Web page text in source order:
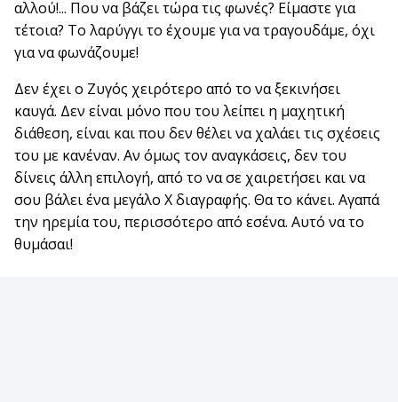
αλλού!... Που να βάζει τώρα τις φωνές? Είμαστε για
τέτοια? Το λαρύγγι το έχουμε για να τραγουδάμε, όχι
για να φωνάζουμε!
Δεν έχει ο Ζυγός χειρότερο από το να ξεκινήσει
καυγά. Δεν είναι μόνο που του λείπει η μαχητική
διάθεση, είναι και που δεν θέλει να χαλάει τις σχέσεις
του με κανέναν. Αν όμως τον αναγκάσεις, δεν του
δίνεις άλλη επιλογή, από το να σε χαιρετήσει και να
σου βάλει ένα μεγάλο Χ διαγραφής. Θα το κάνει. Αγαπά
την ηρεμία του, περισσότερο από εσένα. Αυτό να το
θυμάσαι!